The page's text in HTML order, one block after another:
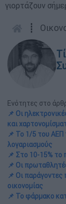
γιορτάζουν
┋
Ενότητες στο
📌 Οι
και
📌 Το 1/5 του ΑΕΠ
λογαριασμούς
📌 Στο 10-15%
📌 Οι
📌 Οι
οικονομίας
📌 Το φάρμακο